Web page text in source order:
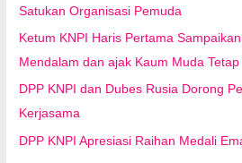
Satukan Organisasi Pemuda
Ketum KNPI Haris Pertama
Mendalam dan ajak Kaum Muda Tetap
DPP KNPI dan Dubes Rusia Dorong
Kerjasama
DPP KNPI Apresiasi Raihan Medali